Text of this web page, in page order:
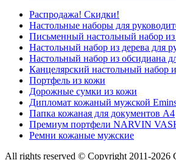
Распродажа! Скидки!
Настольные наборы для
Письменный настольный набор
Настольный набор из дерева для
Настольный набор из обсидиана
Канцелярский настольный набор
Портфель из кожи
Дорожные сумки из кожи
Дипломат кожаный мужской
Папка кожаная для документов А4
Премиум портфели NARVIN
Ремни кожаные мужские
All rights reserved © Copyright 2011-2026